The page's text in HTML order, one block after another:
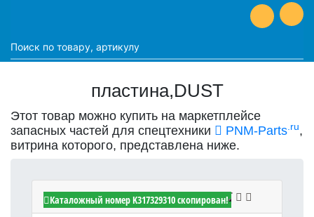
пластина,DUST
Этот товар можно купить на маркетплейсе
запасных частей для спецтехники
PNM-Parts.ru,
витрина которого, представлена ниже.
Kubota K317329310 - PLATE,DUST
Каталожный номер K317329310 скопирован!